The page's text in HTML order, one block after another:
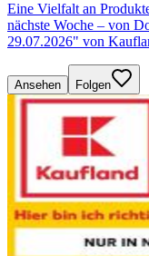
Eine Vielfalt an
nächste Woche – von
29.07.2026" von
Ansehen Folgen